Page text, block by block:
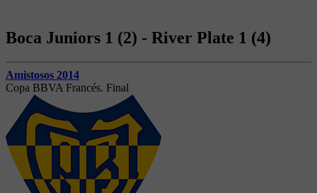
Boca Juniors 1 (2) - River Plate 1 (4)
Amistosos 2014
Copa BBVA Francés. Final